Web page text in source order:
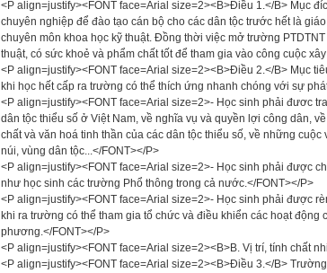
<P align=justify><FONT face=Arial size=2><B>Điều 1.</B> Mục
chuyên nghiệp để đào tạo cán bộ cho các dân tộc trước hết là
chuyên môn khoa học kỹ thuật. Đồng thời việc mở trường
thuật, có sức khoẻ và phẩm chất tốt để tham gia vào công cuộc
<P align=justify><FONT face=Arial size=2><B>Điều 2.</B> Mục
khi học hết cấp ra trường có thể thích ứng nhanh chóng với sự
<P align=justify><FONT face=Arial size=2>- Học sinh phải đươc
dân tộc thiểu số ở Việt Nam, về nghĩa vụ và quyền lợi công dân,
chất và văn hoá tinh thần của các dân tộc thiểu số, về những
núi, vùng dân tộc...</FONT></P>
<P align=justify><FONT face=Arial size=2>- Học sinh phải được
như học sinh các trường Phổ thông trong cả nước.</FONT></P>
<P align=justify><FONT face=Arial size=2>- Học sinh phải được
khi ra trường có thể tham gia tổ chức và điều khiển các hoạt
phương.</FONT></P>
<P align=justify><FONT face=Arial size=2><B>B. Vị trí, tính chất
<P align=justify><FONT face=Arial size=2><B>Điều 3.</B>